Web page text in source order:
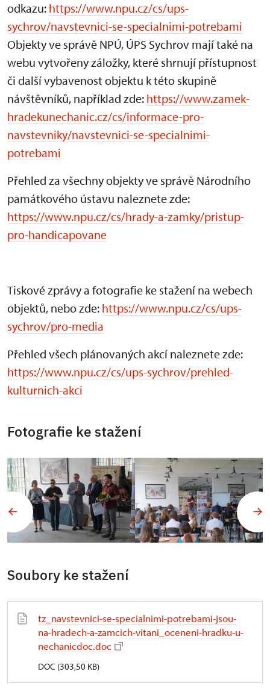
odkazu: https://www.npu.cz/cs/ups-
sychrov/navstevnici-se-specialnimi-potrebami
Objekty ve správě NPÚ, ÚPS Sychrov mají také na
webu vytvořeny záložky, které shrnují přístupnost
či další vybavenost objektu k této skupině
návštěvníků, například zde: https://www.zamek-
hradekunechanic.cz/cs/informace-pro-
navstevniky/navstevnici-se-specialnimi-
potrebami
Přehled za všechny objekty ve správě Národního
památkového ústavu naleznete zde:
https://www.npu.cz/cs/hrady-a-zamky/pristup-
pro-handicapovane
Tiskové zprávy a fotografie ke stažení na webech
objektů, nebo zde: https://www.npu.cz/cs/ups-
sychrov/pro-media
Přehled všech plánovaných akcí naleznete zde:
https://www.npu.cz/cs/ups-sychrov/prehled-
kulturnich-akci
Fotografie ke stažení
Soubory ke stažení
tz_navstevnici-se-specialnimi-potrebami-jsou-
na-hradech-a-zamcich-vitani_oceneni-hradku-u-
nechanicdoc.doc
DOC (303,50 KB)